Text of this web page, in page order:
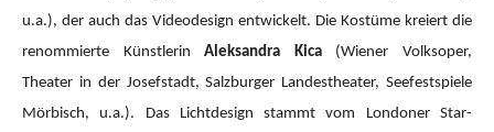
u.a.), der auch das Videodesign entwickelt. Die Kostüme kreiert die
renommierte KünstlerinAleksandra Kica(Wiener Volksoper,
Theater in der Josefstadt, Salzburger Landestheater, Seefestspiele
Mörbisch, u.a.). Das Lichtdesign stammt vom Londoner Star-